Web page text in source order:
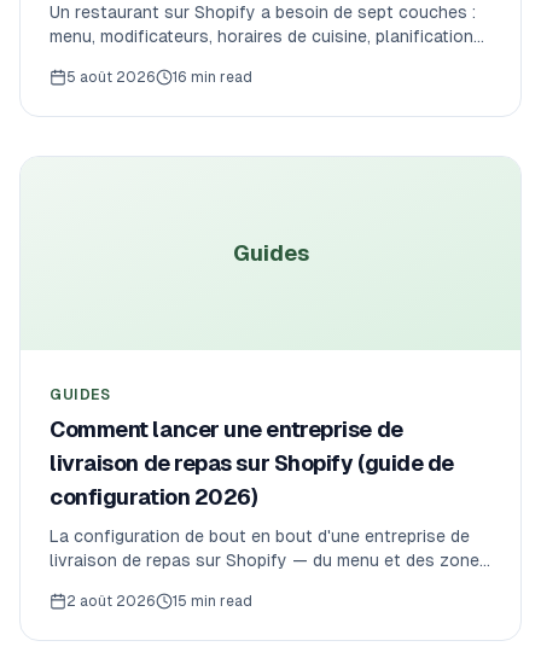
Un restaurant sur Shopify a besoin de sept couches :
menu, modificateurs, horaires de cuisine, planification
option) POS. Voici la stack de référence — ce que fait
5 août 2026 16 min read
Guides
GUIDES
Comment lancer une entreprise de
livraison de repas sur Shopify (guide de
configuration 2026)
La configuration de bout en bout d'une entreprise de
livraison de repas sur Shopify — du menu et des zones
limites et aux plafonds de capacité qui gardent les
2 août 2026 15 min read